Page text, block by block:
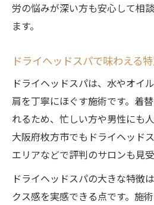
労の悩みが深い方も安心して相
ます。
ドライヘッドスパで味わえる
ドライヘッドスパは、水やオイ
肩を丁寧にほぐす施術です。着
れるため、忙しい方や男性にも
大阪府枚方市でもドライヘッド
エリアなどで評判のサロンも見受
ドライヘッドスパの大きな特徴
クス感を実感できる点です。施